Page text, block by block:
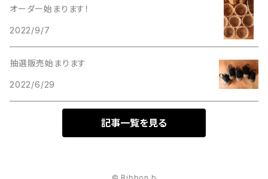
オーダー始まります！
2022/9/7
抽選販売始まります
2022/6/29
記事一覧を見る